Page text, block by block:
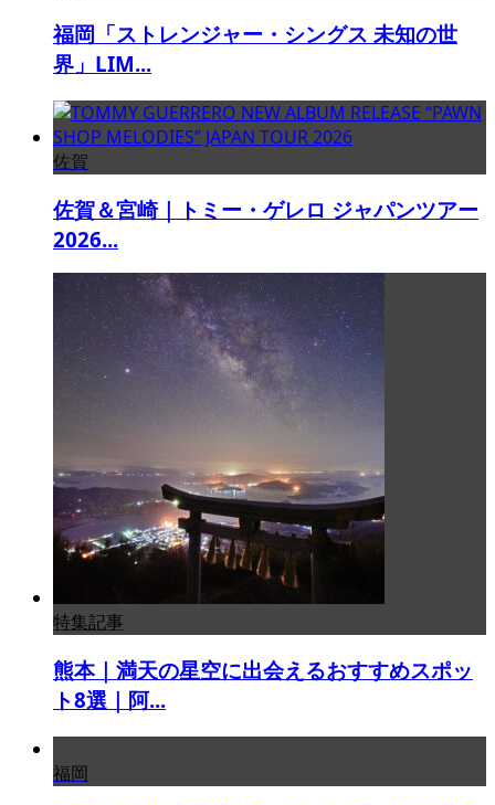
福岡「ストレンジャー・シングス 未知の世
界」LIM...
佐賀
佐賀＆宮崎｜トミー・ゲレロ ジャパンツアー
2026...
特集記事
熊本｜満天の星空に出会えるおすすめスポッ
ト8選｜阿...
福岡